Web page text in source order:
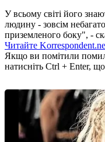
У всьому світі його
людину - зовсім
приземленого боку", -
Читайте
Якщо ви помітили
натисніть Ctrl + Enter,